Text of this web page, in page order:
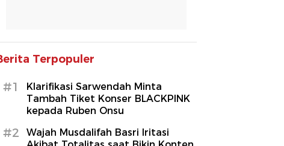
Terpopuler
#1
Klarifikasi Sarwendah Minta
Tambah Tiket Konser BLACKPINK
kepada Ruben Onsu
#2
Wajah Musdalifah Basri Iritasi